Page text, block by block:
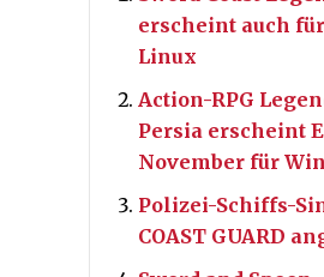
erscheint auch
Linux
Action-RPG
Persia erscheint
November für
Polizei-Schiffs-
COAST GUARD